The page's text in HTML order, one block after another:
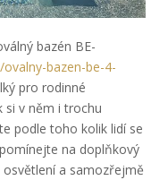
bazén BE-
bazen-be-4-
pro rodinné
si v něm i trochu
podle toho kolik lidí se
na doplňkový
a samozřejmě